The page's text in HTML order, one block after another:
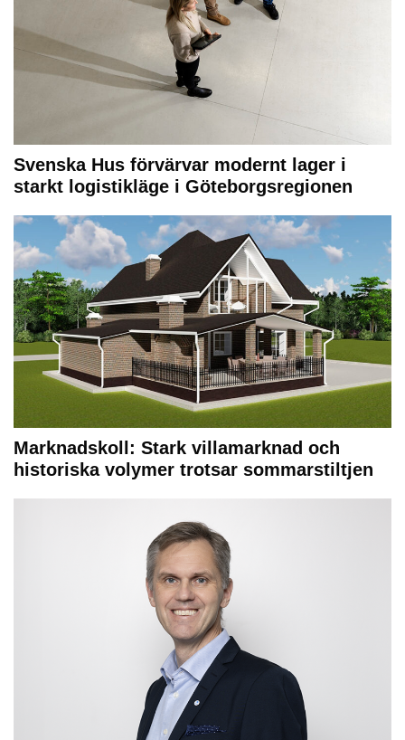
Svenska Hus förvärvar modernt lager i
starkt logistikläge i Göteborgsregionen
Marknadskoll: Stark villamarknad och
historiska volymer trotsar sommarstiltjen